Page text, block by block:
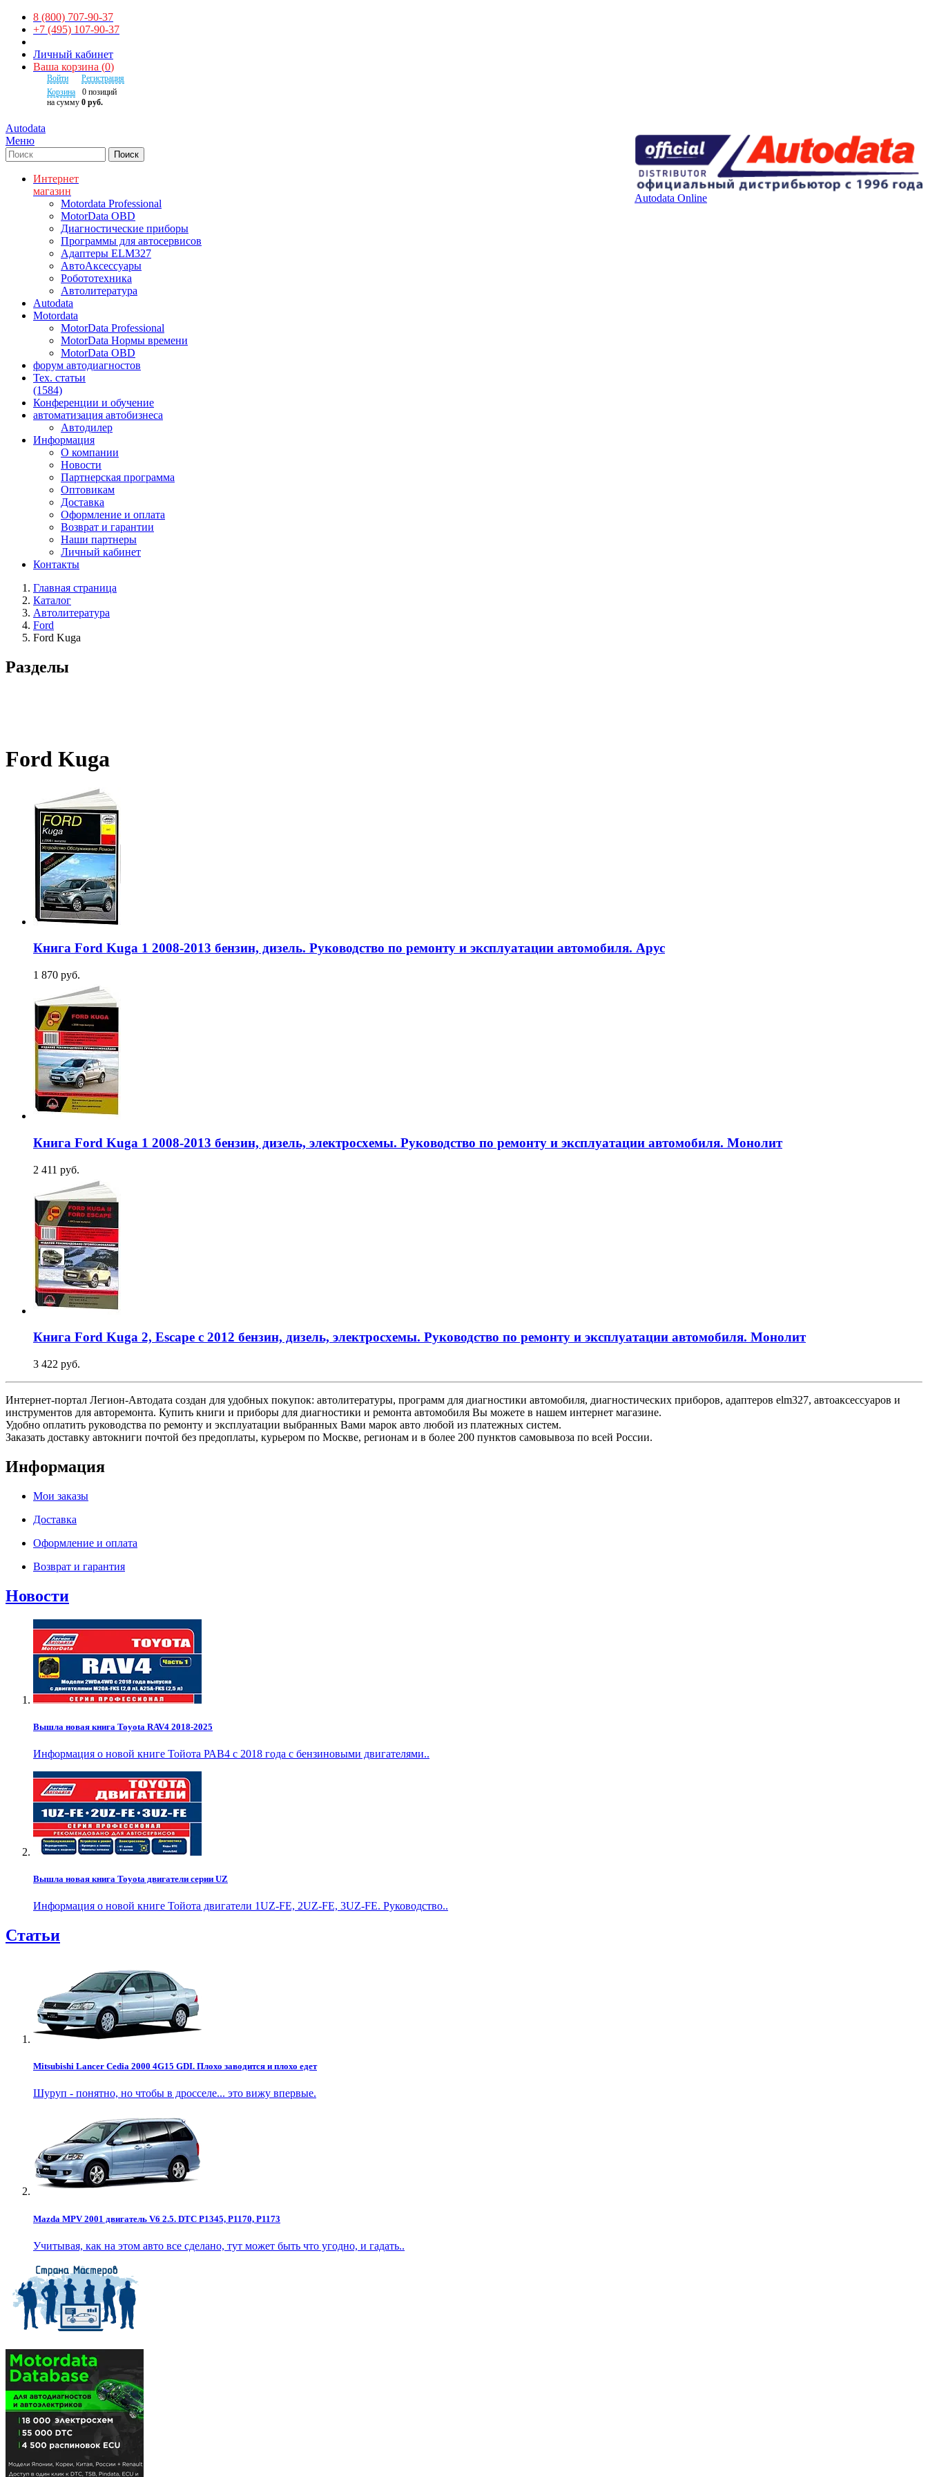
8 (800) 707-90-37
+7 (495) 107-90-37
Личный кабинет
Ваша корзина (0)
Войти
Регистрация
Корзина
0 позиций
на сумму 0 руб.
Autodata
Autodata Online
Меню
Поиск
Интернет
магазин
Motordata Professional
MotorData OBD
Диагностические приборы
Программы для автосервисов
Адаптеры ELM327
АвтоАксессуары
Робототехника
Автолитература
Autodata
Motordata
MotorData Professional
MotorData Нормы времени
MotorData OBD
форум автодиагностов
Тех. статьи
(1584)
Конференции и обучение
автоматизация автобизнеса
Автодилер
Информация
О компании
Новости
Партнерская программа
Оптовикам
Доставка
Оформление и оплата
Возврат и гарантии
Наши партнеры
Личный кабинет
Контакты
Главная страница
Каталог
Автолитература
Ford
Ford Kuga
Разделы
Ford Kuga
Книга Ford Kuga 1 2008-2013 бензин, дизель. Руководство по ремонту и эксплуатации автомобиля. Арус
1 870 руб.
Книга Ford Kuga 1 2008-2013 бензин, дизель, электросхемы. Руководство по ремонту и эксплуатации автомобиля. Монолит
2 411 руб.
Книга Ford Kuga 2, Escape с 2012 бензин, дизель, электросхемы. Руководство по ремонту и эксплуатации автомобиля. Монолит
3 422 руб.
Интернет-портал Легион-Автодата создан для удобных покупок: автолитературы, программ для диагностики автомобиля, диагностических приборов, адаптеров elm327, автоаксессуаров и
инструментов для авторемонта. Купить книги и приборы для диагностики и ремонта автомобиля Вы можете в нашем интернет магазине.
Удобно оплатить руководства по ремонту и эксплуатации выбранных Вами марок авто любой из платежных систем.
Заказать доставку автокниги почтой без предоплаты, курьером по Москве, регионам и в более 200 пунктов самовывоза по всей России.
Информация
Мои заказы
Доставка
Оформление и оплата
Возврат и гарантия
Новости
Вышла новая книга Toyota RAV4 2018-2025
Информация о новой книге Тойота РАВ4 с 2018 года с бензиновыми двигателями..
Вышла новая книга Toyota двигатели серии UZ
Информация о новой книге Тойота двигатели 1UZ-FE, 2UZ-FE, 3UZ-FE. Руководство..
Статьи
Mitsubishi Lancer Cedia 2000 4G15 GDI. Плохо заводится и плохо едет
Шуруп - понятно, но чтобы в дросселе... это вижу впервые.
Mazda MPV 2001 двигатель V6 2.5. DTC P1345, P1170, P1173
Учитывая, как на этом авто все сделано, тут может быть что угодно, и гадать..